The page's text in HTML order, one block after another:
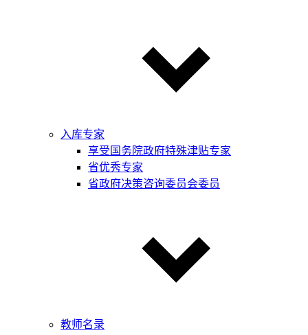
入库专家
享受国务院政府特殊津贴专家
省优秀专家
省政府决策咨询委员会委员
教师名录